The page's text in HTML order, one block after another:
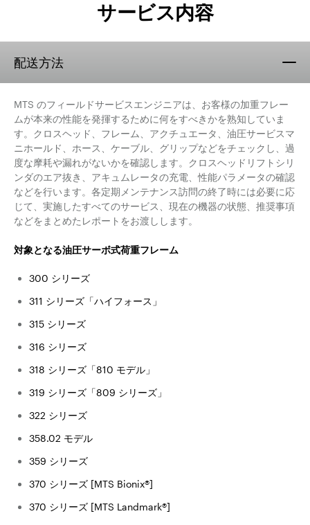
サービス内容
配送方法
MTS のフィールドサービスエンジニアは、お客様の加重フレー
ムが本来の性能を発揮するために何をすべきかを熟知していま
す。クロスヘッド、フレーム、アクチュエータ、油圧サービスマ
ニホールド、ホース、ケーブル、グリップなどをチェックし、過
度な摩耗や漏れがないかを確認します。クロスヘッドリフトシリ
ンダのエア抜き、アキュムレータの充電、性能パラメータの確認
などを行います。各定期メンテナンス訪問の終了時には必要に応
じて、実施したすべてのサービス、現在の機器の状態、推奨事項
などをまとめたレポートをお渡しします。
対象となる油圧サーボ式荷重フレーム
300 シリーズ
311 シリーズ「ハイフォース」
315 シリーズ
316 シリーズ
318 シリーズ「810 モデル」
319 シリーズ「809 シリーズ」
322 シリーズ
358.02 モデル
359 シリーズ
370 シリーズ [MTS Bionix®]
370 シリーズ [MTS Landmark®]